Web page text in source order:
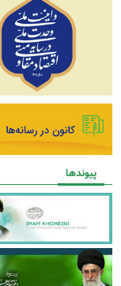
پیوندها